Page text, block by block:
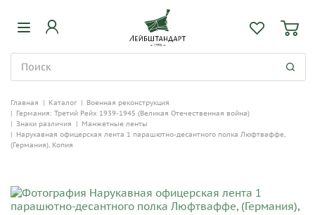
Главная | Каталог | Военная реконструкция
| Германия: Третий Рейх 1939-1945 (Великая Отечественная война)
| Знаки различия | Манжетные ленты
| Нарукавная офицерская лента 1 парашютно-десантного полка Люфтваффе,
(Германия), Копия